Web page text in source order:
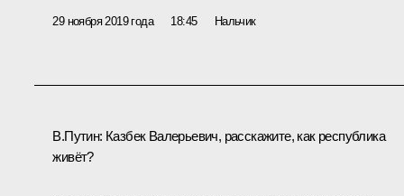
29 ноября 2019 года 18:45 Нальчик
В.Путин: Казбек Валерьевич, расскажите, как республика
живёт?